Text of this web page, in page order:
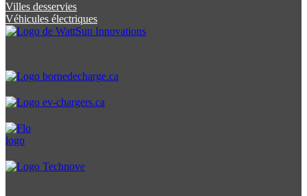
Villes desservies
Véhicules électriques